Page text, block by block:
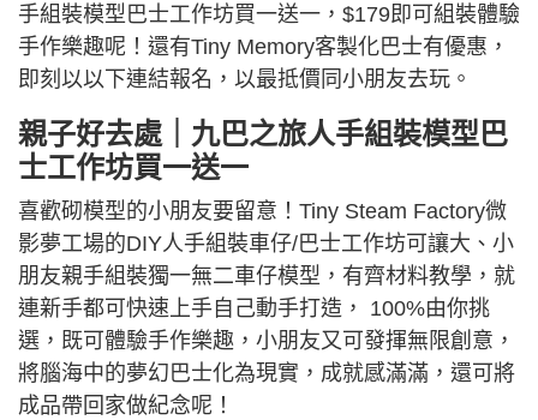
手組裝模型巴士工作坊買一送一，$179即可組裝體驗
手作樂趣呢！還有Tiny Memory客製化巴士有優惠，
即刻以以下連結報名，以最抵價同小朋友去玩。
親子好去處｜九巴之旅人手組裝模型巴
士工作坊買一送一
喜歡砌模型的小朋友要留意！Tiny Steam Factory微
影夢工場的DIY人手組裝車仔/巴士工作坊可讓大、小
朋友親手組裝獨一無二車仔模型，有齊材料教學，就
連新手都可快速上手自己動手打造， 100%由你挑
選，既可體驗手作樂趣，小朋友又可發揮無限創意，
將腦海中的夢幻巴士化為現實，成就感滿滿，還可將
成品帶回家做紀念呢！